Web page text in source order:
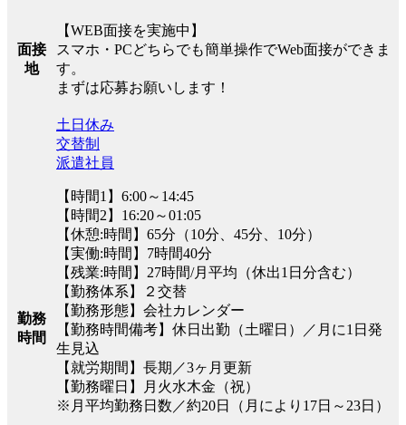
面接
地
【WEB面接を実施中】
スマホ・PCどちらでも簡単操作でWeb面接ができま
す。
まずは応募お願いします！
勤務
時間
土日休み
交替制
派遣社員
【時間1】6:00～14:45
【時間2】16:20～01:05
【休憩:時間】65分（10分、45分、10分）
【実働:時間】7時間40分
【残業:時間】27時間/月平均（休出1日分含む）
【勤務体系】２交替
【勤務形態】会社カレンダー
【勤務時間備考】休日出勤（土曜日）／月に1日発
生見込
【就労期間】長期／3ヶ月更新
【勤務曜日】月火水木金（祝）
※月平均勤務日数／約20日（月により17日～23日）